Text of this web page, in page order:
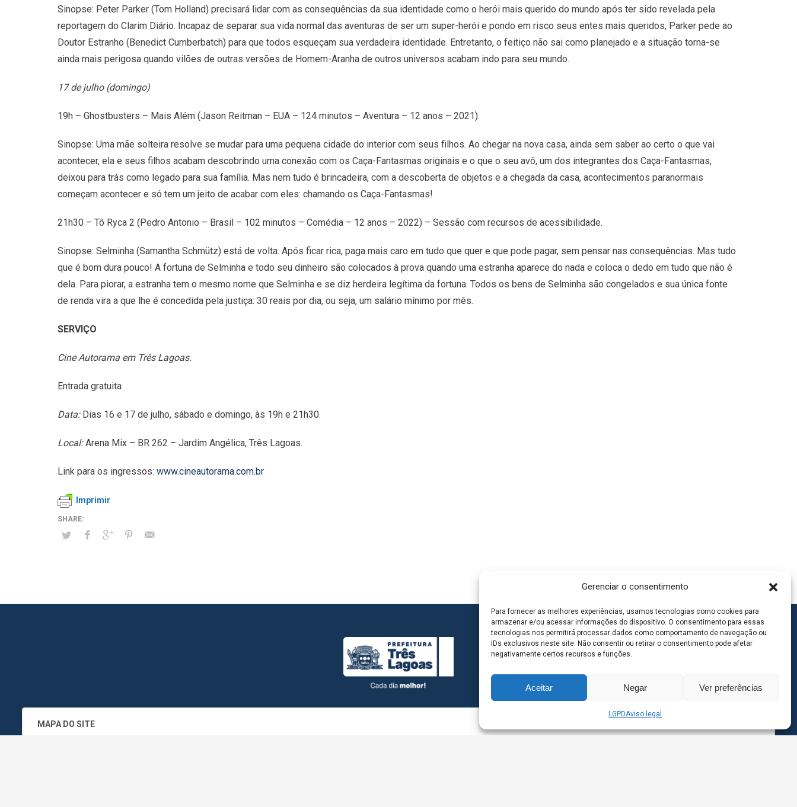
Gerenciar o consentimento
Para fornecer as melhores experiências, usamos tecnologias como cookies para
armazenar e/ou acessar informações do dispositivo. O consentimento para essas
tecnologias nos permitirá processar dados como comportamento de navegação ou
IDs exclusivos neste site. Não consentir ou retirar o consentimento pode afetar
negativamente certos recursos e funções.
Aceitar Negar Ver preferências
LGPDAviso legal
Sinopse: Peter Parker (Tom Holland) precisará lidar com as consequências da sua identidade como o herói mais querido do mundo após ter sido revelada pela
reportagem do Clarim Diário. Incapaz de separar sua vida normal das aventuras de ser um super-herói e pondo em risco seus entes mais queridos, Parker pede ao
Doutor Estranho (Benedict Cumberbatch) para que todos esqueçam sua verdadeira identidade. Entretanto, o feitiço não sai como planejado e a situação torna-se
ainda mais perigosa quando vilões de outras versões de Homem-Aranha de outros universos acabam indo para seu mundo.
17 de julho (domingo)
19h – Ghostbusters – Mais Além (Jason Reitman – EUA – 124 minutos – Aventura – 12 anos – 2021).
Sinopse: Uma mãe solteira resolve se mudar para uma pequena cidade do interior com seus filhos. Ao chegar na nova casa, ainda sem saber ao certo o que vai
acontecer, ela e seus filhos acabam descobrindo uma conexão com os Caça-Fantasmas originais e o que o seu avô, um dos integrantes dos Caça-Fantasmas,
deixou para trás como legado para sua família. Mas nem tudo é brincadeira, com a descoberta de objetos e a chegada da casa, acontecimentos paranormais
começam acontecer e só tem um jeito de acabar com eles: chamando os Caça-Fantasmas!
21h30 – Tô Ryca 2 (Pedro Antonio – Brasil – 102 minutos – Comédia – 12 anos – 2022) – Sessão com recursos de acessibilidade.
Sinopse: Selminha (Samantha Schmütz) está de volta. Após ficar rica, paga mais caro em tudo que quer e que pode pagar, sem pensar nas consequências. Mas tudo
que é bom dura pouco! A fortuna de Selminha e todo seu dinheiro são colocados à prova quando uma estranha aparece do nada e coloca o dedo em tudo que não é
dela. Para piorar, a estranha tem o mesmo nome que Selminha e se diz herdeira legítima da fortuna. Todos os bens de Selminha são congelados e sua única fonte
de renda vira a que lhe é concedida pela justiça: 30 reais por dia, ou seja, um salário mínimo por mês.
SERVIÇO
Cine Autorama em Três Lagoas.
Entrada gratuita
Data:Dias 16 e 17 de julho, sábado e domingo, às 19h e 21h30.
Local:Arena Mix – BR 262 – Jardim Angélica, Três Lagoas.
Link para os ingressos: www.cineautorama.com.br
Imprimir
MAPA DO SITE